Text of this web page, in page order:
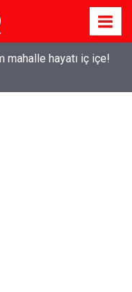
mahalle hayatı iç içe!